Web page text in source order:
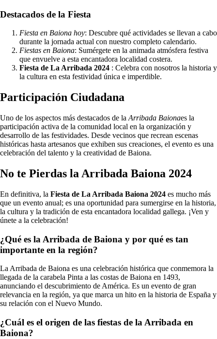
Destacados de la Fiesta
Fiesta en Baiona hoy: Descubre qué actividades se llevan a cabo
durante la jornada actual con nuestro completo calendario.
Fiestas en Baiona: Sumérgete en la animada atmósfera festiva
que envuelve a esta encantadora localidad costera.
Fiesta de La Arribada 2024 : Celebra con nosotros la historia y
la cultura en esta festividad única e imperdible.
Participación Ciudadana
Uno de los aspectos más destacados de la Arribada Baionaes la
participación activa de la comunidad local en la organización y
desarrollo de las festividades. Desde vecinos que recrean escenas
históricas hasta artesanos que exhiben sus creaciones, el evento es una
celebración del talento y la creatividad de Baiona.
No te Pierdas la Arribada Baiona 2024
En definitiva, la Fiesta de La Arribada Baiona 2024 es mucho más
que un evento anual; es una oportunidad para sumergirse en la historia,
la cultura y la tradición de esta encantadora localidad gallega. ¡Ven y
únete a la celebración!
¿Qué es la Arribada de Baiona y por qué es tan
importante en la región?
La Arribada de Baiona es una celebración histórica que conmemora la
llegada de la carabela Pinta a las costas de Baiona en 1493,
anunciando el descubrimiento de América. Es un evento de gran
relevancia en la región, ya que marca un hito en la historia de España y
su relación con el Nuevo Mundo.
¿Cuál es el origen de las fiestas de la Arribada en
Baiona?